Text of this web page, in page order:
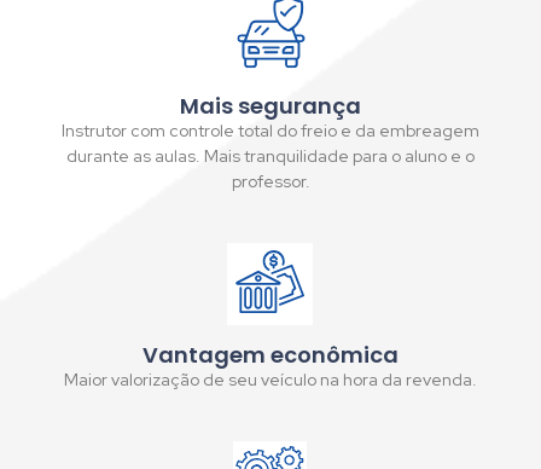
Mais segurança
Instrutor com controle total do freio e da embreagem
durante as aulas. Mais tranquilidade para o aluno e o
professor.
Vantagem econômica
Maior valorização de seu veículo na hora da revenda.